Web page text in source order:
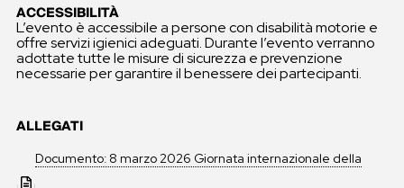
ACCESSIBILITÀ
L’evento è accessibile a persone con disabilità motorie e
offre servizi igienici adeguati. Durante l’evento verranno
adottate tutte le misure di sicurezza e prevenzione
necessarie per garantire il benessere dei partecipanti.
ALLEGATI
Documento: 8 marzo 2026 Giornata internazionale della